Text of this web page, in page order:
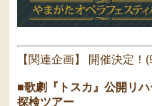
【関連企画】 開催決定！
■歌劇『トスカ』公開リ
探検ツアー